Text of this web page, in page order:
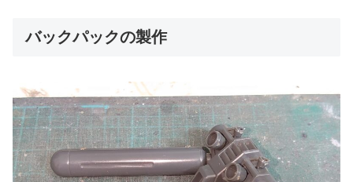
バックパックの製作